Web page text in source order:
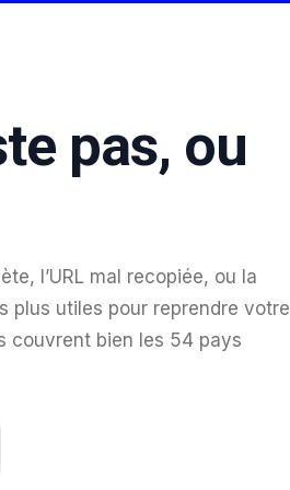
pas, ou
l’URL mal recopiée, ou la
plus utiles pour reprendre votre
couvrent bien les 54 pays